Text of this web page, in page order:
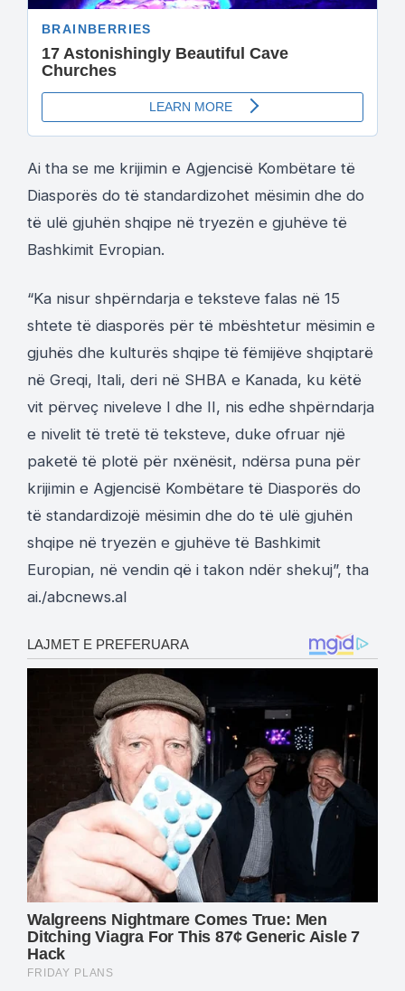
Ai tha se me krijimin e Agjencisë Kombëtare të
Diasporës do të standardizohet mësimin dhe do
të ulë gjuhën shqipe në tryezën e gjuhëve të
Bashkimit Evropian.
“Ka nisur shpërndarja e teksteve falas në 15
shtete të diasporës për të mbështetur mësimin e
gjuhës dhe kulturës shqipe të fëmijëve shqiptarë
në Greqi, Itali, deri në SHBA e Kanada, ku këtë
vit përveç niveleve I dhe II, nis edhe shpërndarja
e nivelit të tretë të teksteve, duke ofruar një
paketë të plotë për nxënësit, ndërsa puna për
krijimin e Agjencisë Kombëtare të Diasporës do
të standardizojë mësimin dhe do të ulë gjuhën
shqipe në tryezën e gjuhëve të Bashkimit
Europian, në vendin që i takon ndër shekuj”, tha
ai./abcnews.al